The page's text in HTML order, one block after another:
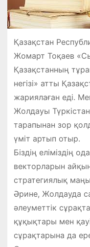
Қазақстан
Жомарт Тоқаев
Қазақстанның
негізі» атты
жариялаған еді.
Жолдауы
тарапынан зор
үміт артып отыр.
Біздің еліміздің
векторларын
стратегиялық
Әрине, Жолдауда
әлеуметтік
құқықтары мен
сұрақтарына да